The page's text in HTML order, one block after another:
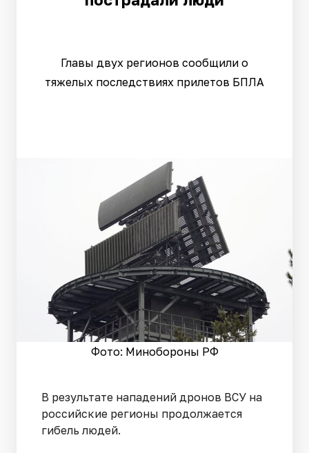
Главы двух регионов сообщили о
тяжелых последствиях прилетов БПЛА
Фото: Минобороны РФ
В результате нападений дронов ВСУ на
российские регионы продолжается
гибель людей.